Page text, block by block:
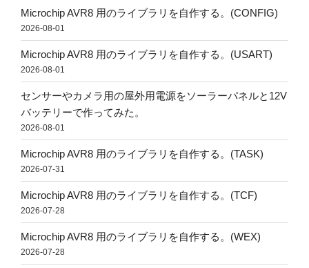
Microchip AVR8 用のライブラリを自作する。(CONFIG)
2026-08-01
Microchip AVR8 用のライブラリを自作する。(USART)
2026-08-01
センサーやカメラ用の屋外用電源をソーラーパネルと12V
バッテリーで作ってみた。
2026-08-01
Microchip AVR8 用のライブラリを自作する。(TASK)
2026-07-31
Microchip AVR8 用のライブラリを自作する。(TCF)
2026-07-28
Microchip AVR8 用のライブラリを自作する。(WEX)
2026-07-28